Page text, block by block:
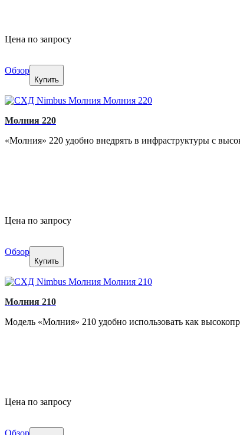
Цена по запросу
Обзор
Купить
Молния 220
«Молния» 220 удобно внедрять в инфраструктуры с
Цена по запросу
Обзор
Купить
Молния 210
Модель «Молния» 210 удобно использовать как
Цена по запросу